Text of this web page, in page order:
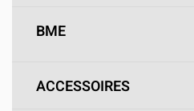
BME
ACCESSOIRES